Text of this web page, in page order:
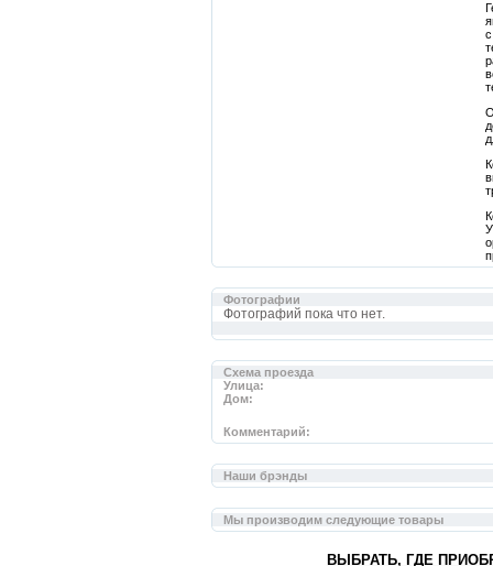
Фотографии
Фотографий пока что нет.
Cхема проезда
Улица:
Дом:
Комментарий:
Наши брэнды
Мы производим следующие товары
ВЫБРАТЬ, ГДЕ